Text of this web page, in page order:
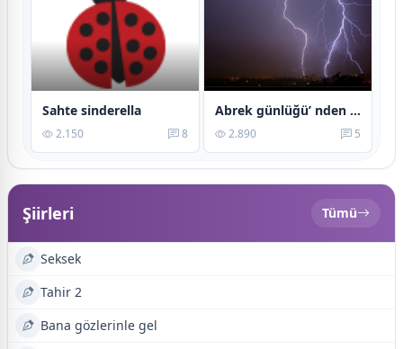
Sahte sinderella
2.150 8
Abrek günlüğü’ nden bir yaprak
2.890 5
Şiirleri Tümü
Seksek
Tahir 2
Bana gözlerinle gel